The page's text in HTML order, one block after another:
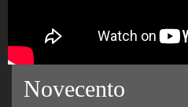
Novecento